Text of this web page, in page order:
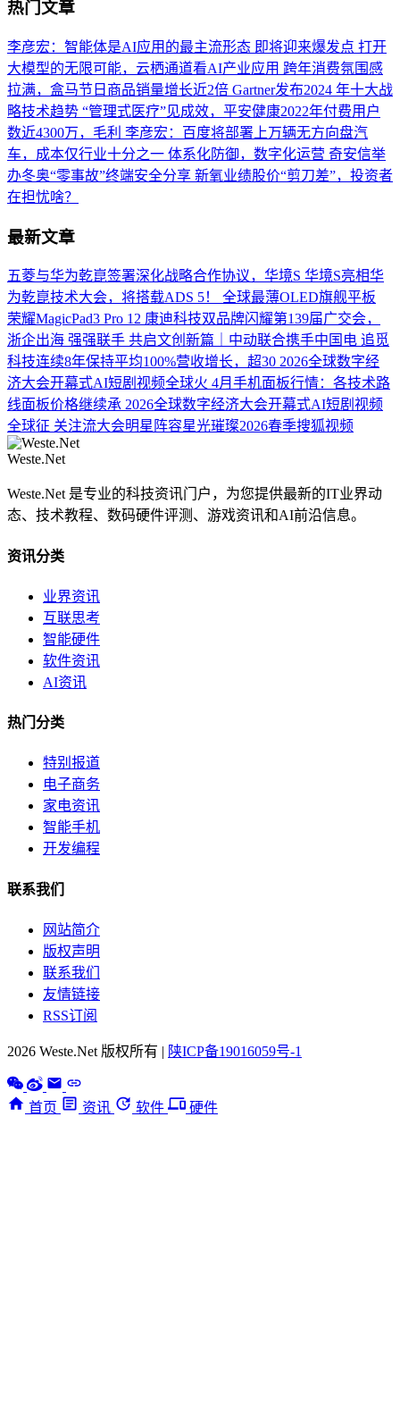
热门文章
李彦宏：智能体是AI应用的最主流形态 即将迎来爆发点 打开
大模型的无限可能，云栖通道看AI产业应用 跨年消费氛围感
拉满，盒马节日商品销量增长近2倍 Gartner发布2024 年十大战
略技术趋势 “管理式医疗”见成效，平安健康2022年付费用户
数近4300万，毛利 李彦宏：百度将部署上万辆无方向盘汽
车，成本仅行业十分之一 体系化防御，数字化运营 奇安信举
办冬奥“零事故”终端安全分享 新氧业绩股价“剪刀差”，投资者
在担忧啥？
最新文章
五菱与华为乾崑签署深化战略合作协议，华境S 华境S亮相华
为乾崑技术大会，将搭载ADS 5！
全球最薄OLED旗舰平板
荣耀MagicPad3 Pro 12 康迪科技双品牌闪耀第139届广交会，
浙企出海 强强联手 共启文创新篇｜中动联合携手中国电 追觅
科技连续8年保持平均100%营收增长，超30 2026全球数字经
济大会开幕式AI短剧视频全球火 4月手机面板行情：各技术路
线面板价格继续承 2026全球数字经济大会开幕式AI短剧视频
全球征 关注流大会明星阵容星光璀璨2026春季搜狐视频
Weste.Net
Weste.Net 是专业的科技资讯门户，为您提供最新的IT业界动
态、技术教程、数码硬件评测、游戏资讯和AI前沿信息。
资讯分类
业界资讯
互联思考
智能硬件
软件资讯
AI资讯
热门分类
特别报道
电子商务
家电资讯
智能手机
开发编程
联系我们
网站简介
版权声明
联系我们
友情链接
RSS订阅
2026 Weste.Net 版权所有 | 陕ICP备19016059号-1
首页 资讯 软件 硬件